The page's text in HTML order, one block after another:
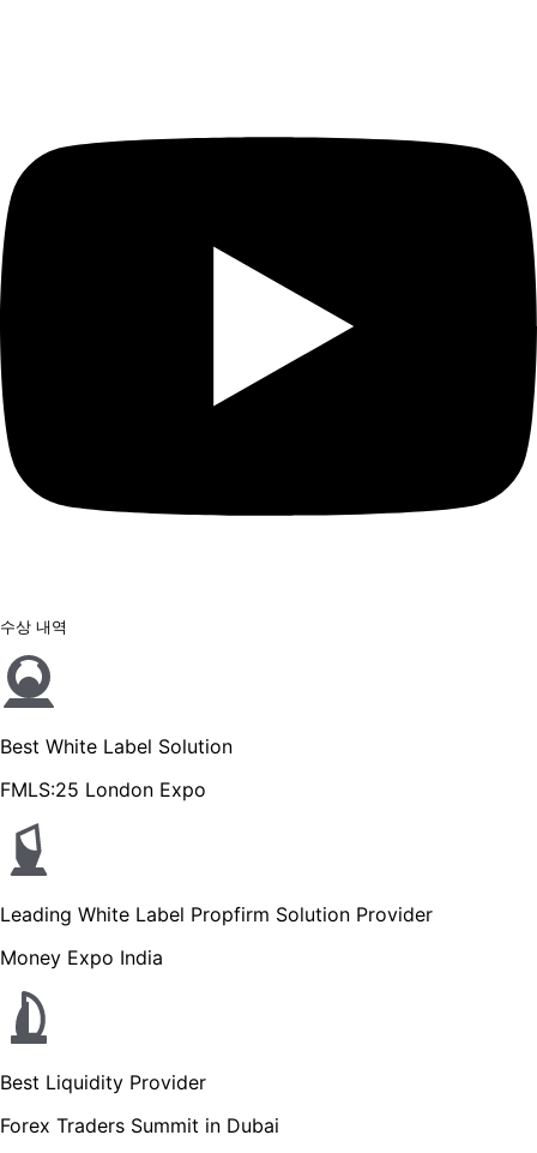
수상 내역
Best White Label Solution
FMLS:25 London Expo
Leading White Label Propfirm Solution Provider
Money Expo India
Best Liquidity Provider
Forex Traders Summit in Dubai